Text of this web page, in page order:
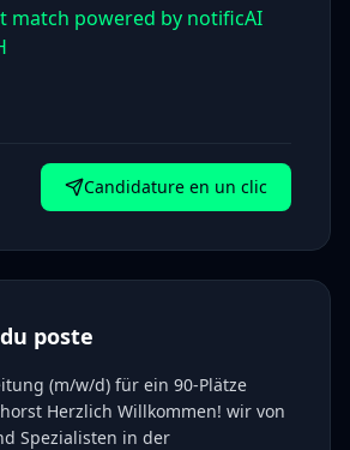
match powered by notificAI
Candidature en un clic
poste
(m/w/d) für ein 90-Plätze
Herzlich Willkommen! wir von
Spezialisten in der